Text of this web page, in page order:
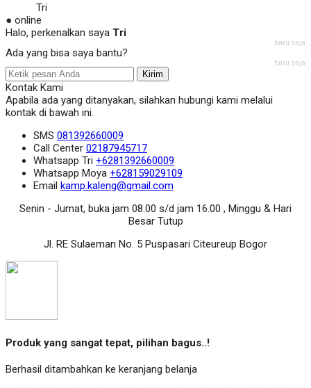
Tri
● online
Halo, perkenalkan saya Tri
baru saja
Ada yang bisa saya bantu?
baru saja
Kirim
Kontak Kami
Apabila ada yang ditanyakan, silahkan hubungi kami melalui
kontak di bawah ini.
SMS 081392660009
Call Center 02187945717
Whatsapp Tri +6281392660009
Whatsapp Moya +628159029109
Email kamp.kaleng@gmail.com
Senin - Jumat, buka jam 08.00 s/d jam 16.00 , Minggu & Hari
Besar Tutup
Jl. RE Sulaeman No. 5 Puspasari Citeureup Bogor
Produk yang sangat tepat, pilihan bagus..!
Berhasil ditambahkan ke keranjang belanja